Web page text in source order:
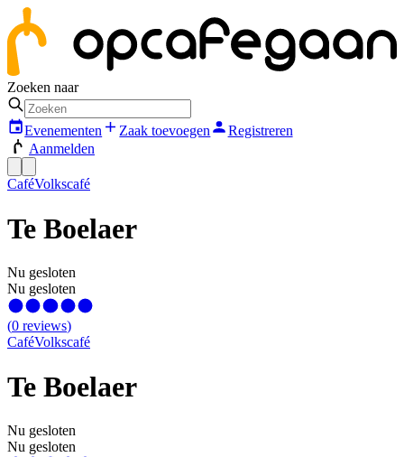
Zoeken naar
Evenementen Zaak toevoegen
Registreren
Aanmelden
CaféVolkscafé
Te Boelaer
Nu gesloten
Nu gesloten
(0 reviews)
CaféVolkscafé
Te Boelaer
Nu gesloten
Nu gesloten